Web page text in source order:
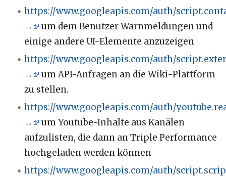
https://www.googleapis.com/auth/
→
um dem Benutzer Warnmeldungen und
einige andere UI-Elemente anzuzeigen
https://www.googleapis.com/auth/
→
um API-Anfragen an die Wiki-Plattform
zu stellen.
https://www.googleapis.com/auth/
→
um Youtube-Inhalte aus Kanälen
aufzulisten, die dann an Triple Performance
hochgeladen werden können
https://www.googleapis.com/auth/